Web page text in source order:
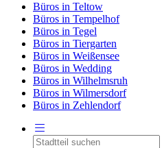
Büros in Teltow
Büros in Tempelhof
Büros in Tegel
Büros in Tiergarten
Büros in Weißensee
Büros in Wedding
Büros in Wilhelmsruh
Büros in Wilmersdorf
Büros in Zehlendorf